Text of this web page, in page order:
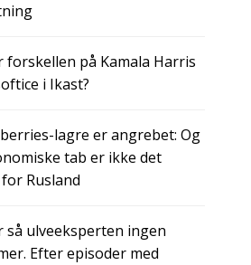
forskellen på Kamala Harris
i Ikast?
lagre er angrebet: Og
tab er ikke det
Rusland
så ulveeksperten ingen
Efter episoder med